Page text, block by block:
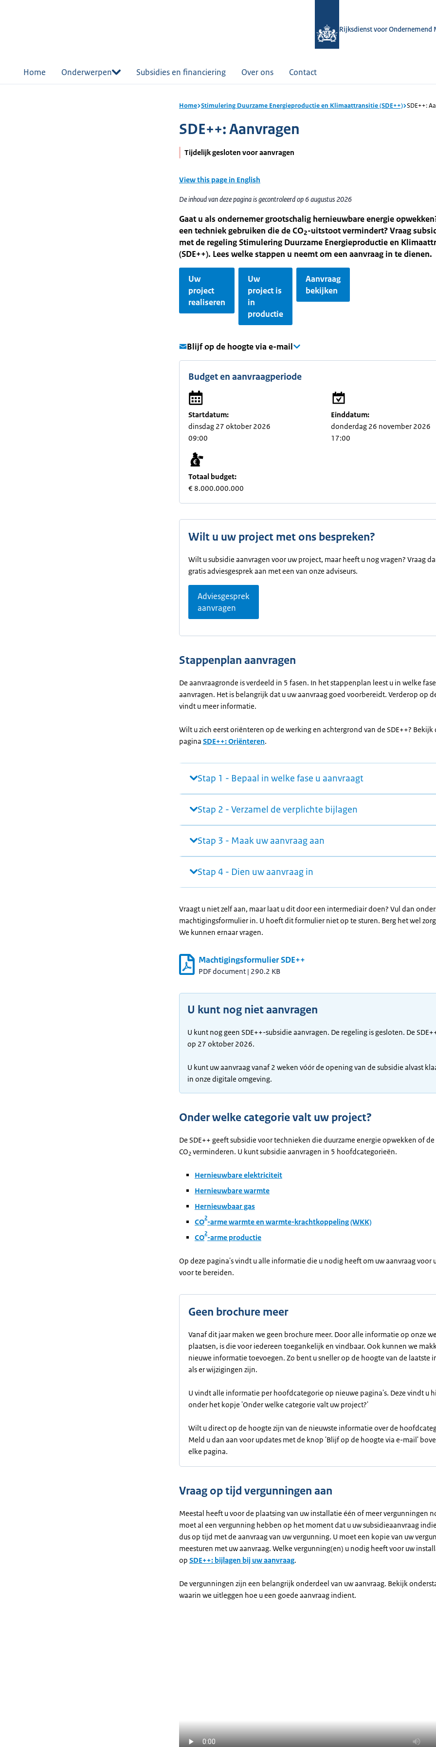
Rijksdienst voor Ondernemend
Home Onderwerpen Subsidies en financiering Over ons Contact
Home Stimulering Duurzame Energieproductie en Klimaattransitie (SDE++) SDE++:
SDE++: Aanvragen
Tijdelijk gesloten voor aanvragen
View this page in English
De inhoud van deze pagina is gecontroleerd op 6 augustus 2026
Gaat u als ondernemer grootschalig hernieuwbare energie
een techniek gebruiken die de CO2-uitstoot vermindert? Vraag
met de regeling Stimulering Duurzame Energieproductie en
(SDE++). Lees welke stappen u neemt om een aanvraag in te dienen.
Uw
project
realiseren
Uw
project is
in
productie
Aanvraag
bekijken
Blijf op de hoogte via e-mail
Budget en aanvraagperiode
Startdatum:
dinsdag 27 oktober 2026
09:00
Einddatum:
donderdag 26 november 2026
17:00
Totaal budget:
€ 8.000.000.000
Wilt u uw project met ons bespreken?
Wilt u subsidie aanvragen voor uw project, maar heeft u nog vragen? Vraag
gratis adviesgesprek aan met een van onze adviseurs.
Adviesgesprek
aanvragen
Stappenplan aanvragen
De aanvraagronde is verdeeld in 5 fasen. In het stappenplan leest u in welke
aanvragen. Het is belangrijk dat u uw aanvraag goed voorbereidt. Verderop op
vindt u meer informatie.
Wilt u zich eerst oriënteren op de werking en achtergrond van de SDE++? Bekijk
pagina SDE++: Oriënteren.
Stap 1 - Bepaal in welke fase u aanvraagt
Stap 2 - Verzamel de verplichte bijlagen
Stap 3 - Maak uw aanvraag aan
Stap 4 - Dien uw aanvraag in
Vraagt u niet zelf aan, maar laat u dit door een intermediair doen? Vul dan
machtigingsformulier in. U hoeft dit formulier niet op te sturen. Berg het wel
We kunnen ernaar vragen.
Machtigingsformulier SDE++
PDF document | 290.2 KB
U kunt nog niet aanvragen
U kunt nog geen SDE++-subsidie aanvragen. De regeling is gesloten. De
op 27 oktober 2026.
U kunt uw aanvraag vanaf 2 weken vóór de opening van de subsidie alvast
in onze digitale omgeving.
Onder welke categorie valt uw project?
De SDE++ geeft subsidie voor technieken die duurzame energie opwekken of
CO2 verminderen. U kunt subsidie aanvragen in 5 hoofdcategorieën.
Hernieuwbare elektriciteit
Hernieuwbare warmte
Hernieuwbaar gas
CO2-arme warmte en warmte-krachtkoppeling (WKK)
CO2-arme productie
Op deze pagina's vindt u alle informatie die u nodig heeft om uw aanvraag voor
voor te bereiden.
Geen brochure meer
Vanaf dit jaar maken we geen brochure meer. Door alle informatie op onze
plaatsen, is die voor iedereen toegankelijk en vindbaar. Ook kunnen we
nieuwe informatie toevoegen. Zo bent u sneller op de hoogte van de laatste
als er wijzigingen zijn.
U vindt alle informatie per hoofdcategorie op nieuwe pagina's. Deze vindt u
onder het kopje 'Onder welke categorie valt uw project?'
Wilt u direct op de hoogte zijn van de nieuwste informatie over de
Meld u dan aan voor updates met de knop 'Blijf op de hoogte via e-mail'
elke pagina.
Vraag op tijd vergunningen aan
Meestal heeft u voor de plaatsing van uw installatie één of meer vergunningen
moet al een vergunning hebben op het moment dat u uw subsidieaanvraag
dus op tijd met de aanvraag van uw vergunning. U moet een kopie van uw
meesturen met uw aanvraag. Welke vergunning(en) u nodig heeft voor uw
op SDE++: bijlagen bij uw aanvraag.
De vergunningen zijn een belangrijk onderdeel van uw aanvraag. Bekijk
waarin we uitleggen hoe u een goede aanvraag indient.